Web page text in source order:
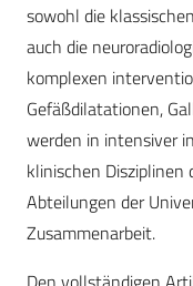
sowohl die
auch die
komplexen
Gefäßdilatationen,
werden in intensiver
klinischen Disziplinen
Abteilungen der
Zusammenarbeit.